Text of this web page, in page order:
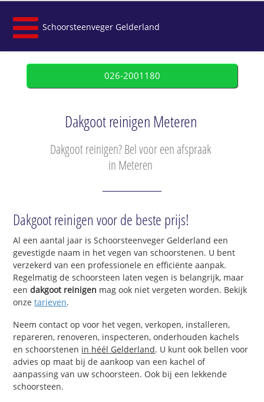
Schoorsteenveger Gelderland
026-2001180
Dakgoot reinigen Meteren
Dakgoot reinigen? Bel voor een afspraak
in Meteren
Dakgoot reinigen voor de beste prijs!
Al een aantal jaar is Schoorsteenveger Gelderland een
gevestigde naam in het vegen van schoorstenen. U bent
verzekerd van een professionele en efficiënte aanpak.
Regelmatig de schoorsteen laten vegen is belangrijk, maar
eendakgoot reinigen mag ook niet vergeten worden. Bekijk
onzetarieven.
Neem contact op voor het vegen, verkopen, installeren,
repareren, renoveren, inspecteren, onderhouden kachels
en schoorstenen in héél Gelderland. U kunt ook bellen voor
advies op maat bij de aankoop van een kachel of
aanpassing van uw schoorsteen. Ook bij een lekkende
schoorsteen.